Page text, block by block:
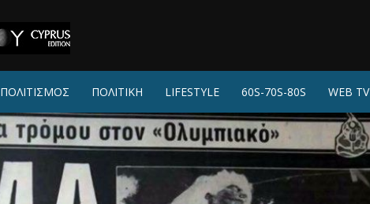
ΠΟΛΙΤΙΣΜΟΣ ΠΟΛΙΤΙΚΗ LIFESTYLE 60S-70S-80S WEB TV